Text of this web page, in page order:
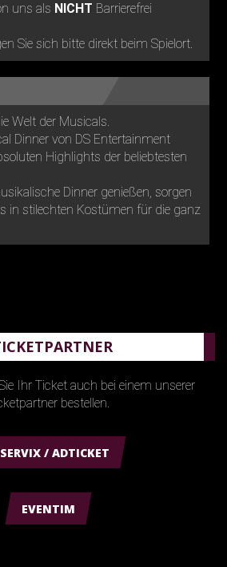
uns als NICHT Barrierefrei
Sie sich bitte direkt beim Spielort.
Welt der Musicals.
Dinner von DS Entertainment
Highlights der beliebtesten
Dinner genießen, sorgen
in stilechten Kostümen für die ganz
Ihr Ticket auch bei einem unserer
bestellen.
/ ADTICKET
EVENTIM